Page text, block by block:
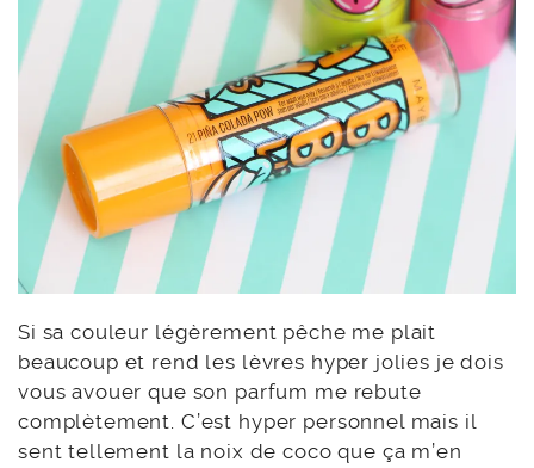
Si sa couleur légèrement pêche me plait
beaucoup et rend les lèvres hyper jolies je dois
vous avouer que son parfum me rebute
complètement. C’est hyper personnel mais il
sent tellement la noix de coco que ça m’en